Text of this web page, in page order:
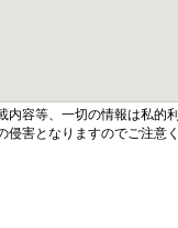
内容等、一切の情報は私的
害となりますのでご注意く